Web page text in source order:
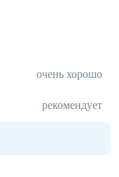
очень хорошо
рекомендует